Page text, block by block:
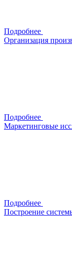
Подробнее
Организация
Подробнее
Маркетинговые
Подробнее
Построение